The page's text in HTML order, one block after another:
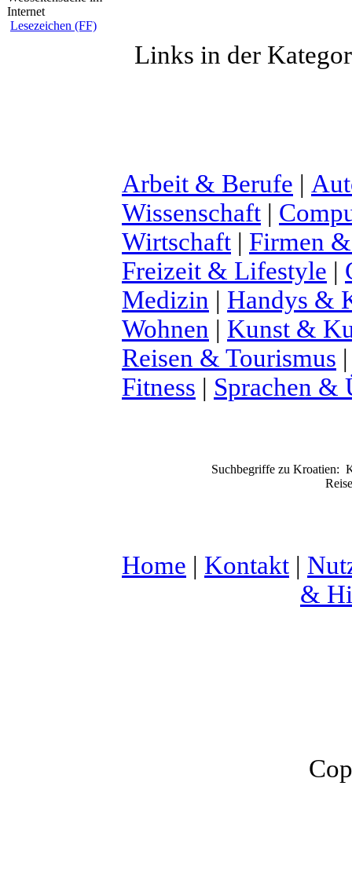
Lesezeichen (FF)
Links in der
Arbeit & Berufe |
Wissenschaft |
Wirtschaft | Firmen
Freizeit & Lifestyle |
Medizin | Handys &
Wohnen | Kunst &
Reisen & Tourismus
Fitness | Sprachen &
Suchbegriffe zu Kroatien:
Home | Kontakt |
&